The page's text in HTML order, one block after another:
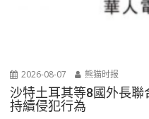
2026-08-07 熊猫时报
沙特土耳其等8國外長
持續侵犯行為